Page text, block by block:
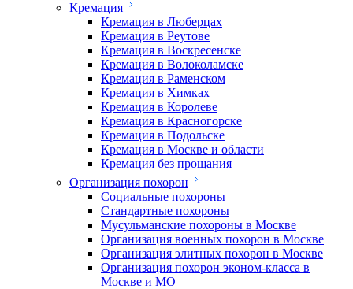
Кремация
Кремация в Люберцах
Кремация в Реутове
Кремация в Воскресенске
Кремация в Волоколамске
Кремация в Раменском
Кремация в Химках
Кремация в Королеве
Кремация в Красногорске
Кремация в Подольске
Кремация в Москве и области
Кремация без прощания
Организация похорон
Социальные похороны
Стандартные похороны
Мусульманские похороны в Москве
Организация военных похорон в Москве
Организация элитных похорон в Москве
Организация похорон эконом-класса в
Москве и МО